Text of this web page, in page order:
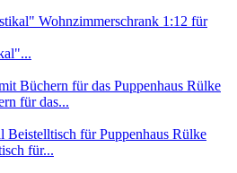
Rülke
für das...
Rülke
für...